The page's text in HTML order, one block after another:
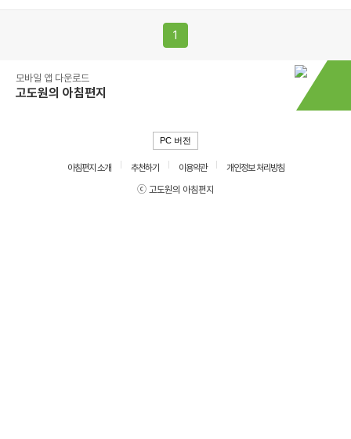
1
모바일 앱 다운로드
고도원의 아침편지
PC 버전
아침편지 소개 추천하기 이용약관
개인정보 처리방침
ⓒ 고도원의 아침편지